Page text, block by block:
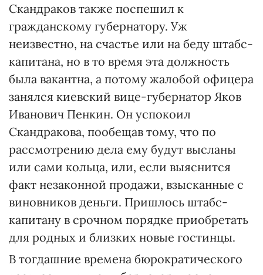
Скандраков также поспешил к
гражданскому губернатору. Уж
неизвестно, на счастье или на беду штабс-
капитана, но в то время эта должность
была вакантна, а потому жалобой офицера
занялся киевский вице-губернатор Яков
Иванович Пенкин. Он успокоил
Скандракова, пообещав тому, что по
рассмотрению дела ему будут высланы
или сами кольца, или, если выяснится
факт незаконной продажи, взысканные с
виновников деньги. Пришлось штабс-
капитану в срочном порядке приобретать
для родных и близких новые гостинцы.
В тогдашние времена бюрократического